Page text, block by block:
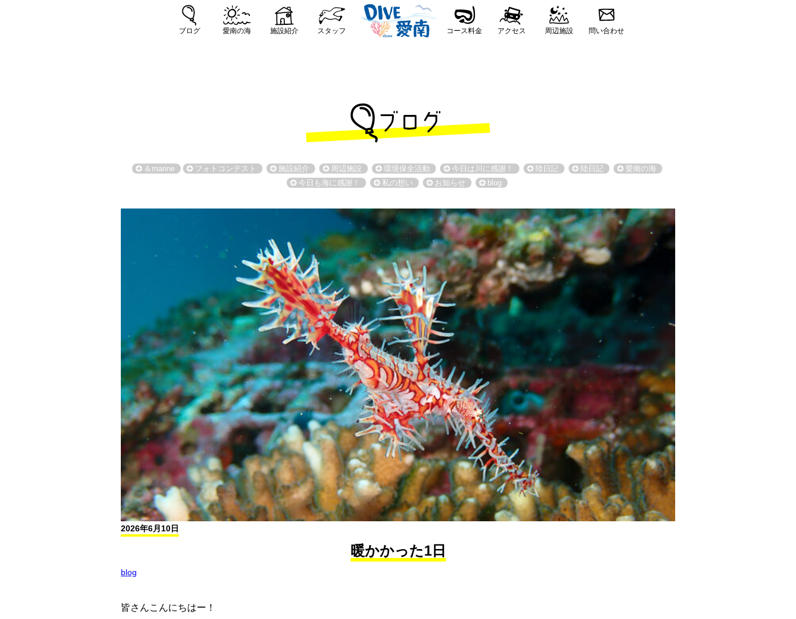
ブログ 愛南の海 施設紹介 スタッフ コース料金 アクセス 周辺施設 問い合わせ
＆marine フォトコンテスト 施設紹介 周辺施設 環境保全活動 今日は川に感謝！ 陸日記 陸日記
愛南の海
今日も海に感謝！
私の想い お知らせ blog
2026年6月10日
暖かかった1日
blog
皆さんこんにちはー！